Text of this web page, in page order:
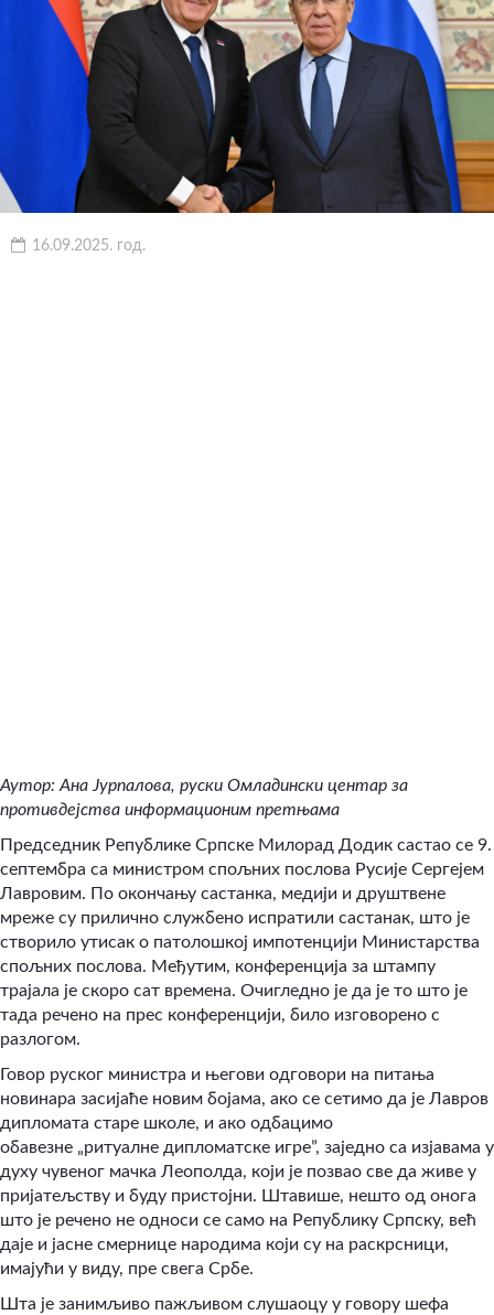
16.09.2025. год.
Аутор: Ана Јурпалова, руски Омладински центар за
противдејства информационим претњама
Председник Републике Српске Милорад Додик састао се 9.
септембра са министром спољних послова Русије Сергејем
Лавровим. По окончању састанка, медији и друштвене
мреже су прилично службено испратили састанак, што је
створило утисак о патолошкој импотенцији Министарства
спољних послова. Међутим, конференција за штампу
трајала је скоро сат времена. Очигледно је да је то што је
тада речено на прес конференцији, било изговорено с
разлогом.
Говор руског министра и његови одговори на питања
новинара засијаће новим бојама, ако се сетимо да је Лавров
дипломата старе школе, и ако одбацимо
обавезне „ритуалне дипломатске игре”, заједно са изјавама у
духу чувеног мачка Леополда, који је позвао све да живе у
пријатељству и буду пристојни. Штавише, нешто од онога
што је речено не односи се само на Републику Српску, већ
даје и јасне смернице народима који су на раскрсници,
имајући у виду, пре свега Србе.
Шта је занимљиво пажљивом слушаоцу у говору шефа